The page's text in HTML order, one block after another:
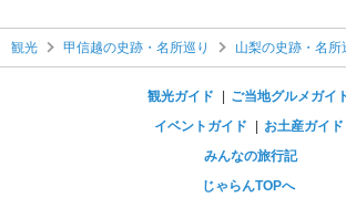
観光 甲信越の史跡・名所巡り 山梨の史跡・名所
観光ガイド
ご当地グルメガイ
イベントガイド
お土産ガイド
みんなの旅行記
じゃらんTOPへ